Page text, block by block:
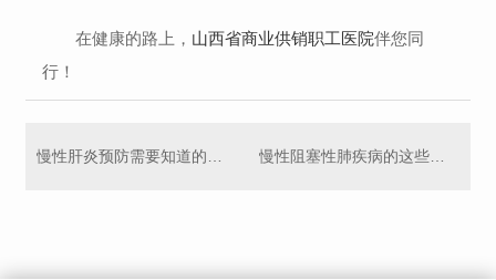
在健康的路上， 山西省商业供销职工医院伴您同
行！